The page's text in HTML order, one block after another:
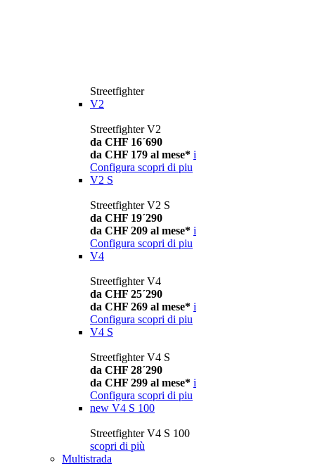
Streetfighter
V2
Streetfighter V2
da CHF 16´690
da CHF 179 al mese* i
Configura scopri di piu
V2 S
Streetfighter V2 S
da CHF 19´290
da CHF 209 al mese* i
Configura scopri di piu
V4
Streetfighter V4
da CHF 25´290
da CHF 269 al mese* i
Configura scopri di piu
V4 S
Streetfighter V4 S
da CHF 28´290
da CHF 299 al mese* i
Configura scopri di piu
new V4 S 100
Streetfighter V4 S 100
scopri di più
Multistrada